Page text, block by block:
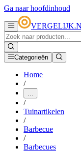
Ga naar hoofdinhoud
Categorieën
Home
/
...
/
Tuinartikelen
/
Barbecue
/
Barbecues